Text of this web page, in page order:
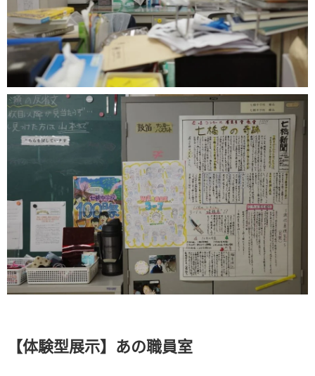
【体験型展示】あの職員室